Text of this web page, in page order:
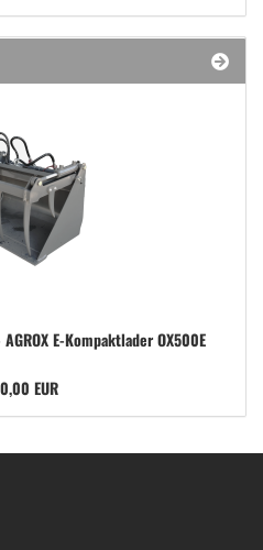
E-Kompaktlader OX500E
EUR